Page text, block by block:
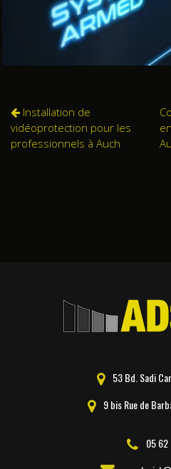
Installation de
vidéoprotection pour les
professionnels à Auch
05 62
53 Bd. Sadi
9 bis Rue de